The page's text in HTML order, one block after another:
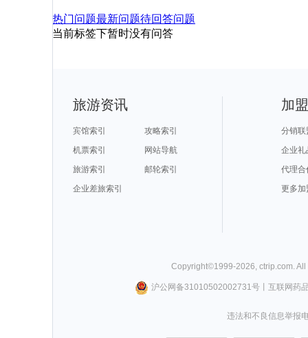
热门问题最新问题待回答问题
当前标签下暂时没有问答
旅游资讯
宾馆索引
攻略索引
机票索引
网站导航
旅游索引
邮轮索引
企业差旅索引
加
分销联
企业礼
代理合
更多加
Copyright©1999-2026, ctrip.com.
沪公网备31010502002731号丨 互联网药
违法和不良信息举报